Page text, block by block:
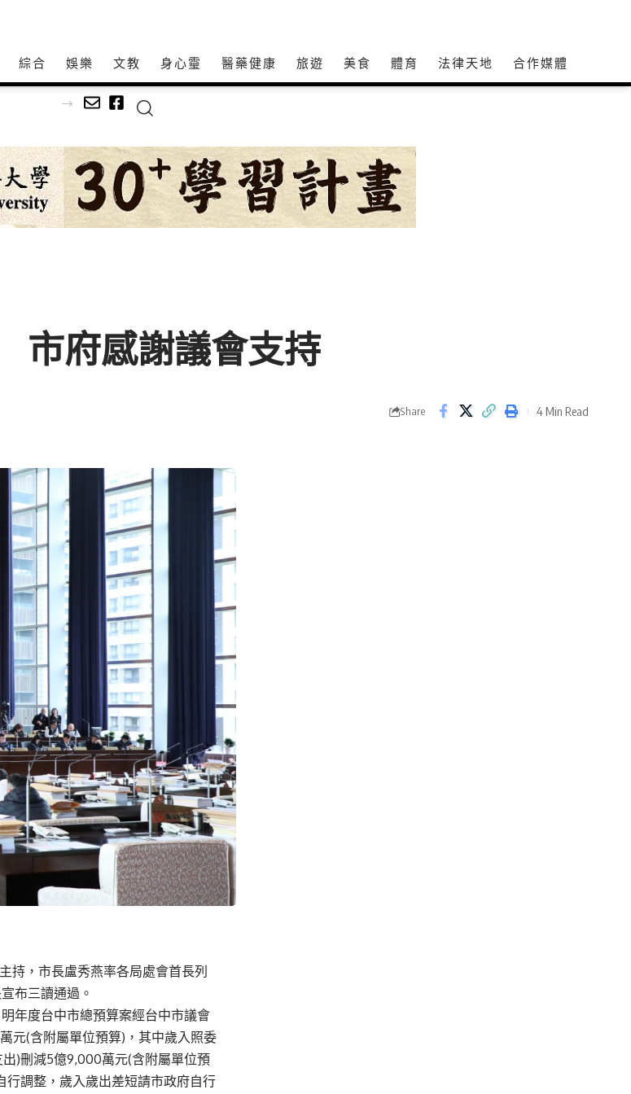
綜合 娛樂 文教 身心𩆜 醫藥健康 旅遊 美食 體育 法律天地 合作媒體
市府感謝議會支持
Share 4 Min Read
持，市長盧秀燕率各局處會首長列
布三讀通過。
年度台中市總預算案經台中市議會
元(含附屬單位預算)，其中歲入照委
)刪減5億9,000萬元(含附屬單位預
調整，歲入歲出差短請市政府自行